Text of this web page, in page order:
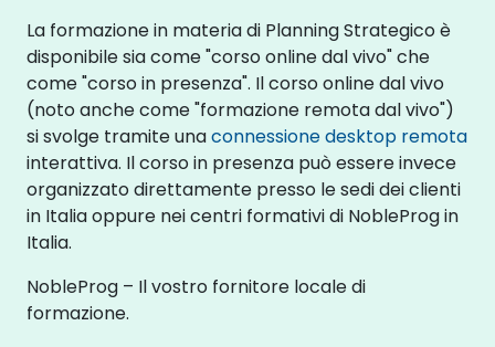
La formazione in materia di Planning Strategico è
disponibile sia come "corso online dal vivo" che
come "corso in presenza". Il corso online dal vivo
(noto anche come "formazione remota dal vivo")
si svolge tramite unaconnessione desktop remota
interattiva. Il corso in presenza può essere invece
organizzato direttamente presso le sedi dei clienti
in Italia oppure nei centri formativi di NobleProg in
Italia.
NobleProg – Il vostro fornitore locale di
formazione.